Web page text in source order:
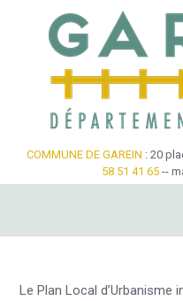
COMMUNE DE GAREIN : 20
58 51 41 65 --
Le Plan Local